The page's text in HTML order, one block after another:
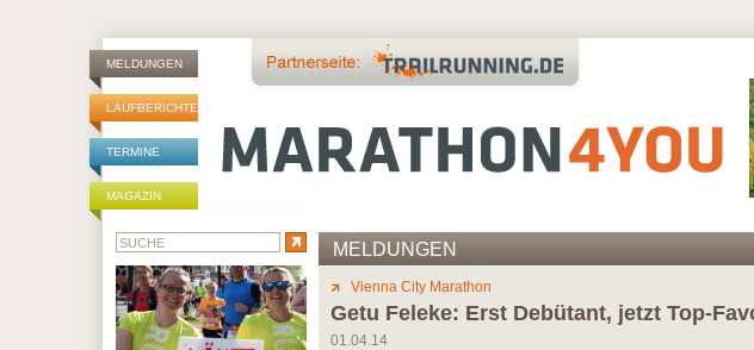
MELDUNGEN
LAUFBERICHTE
TERMINE
MAGAZIN
MELDUNGEN
Vienna City Marathon
Getu Feleke: Erst Debütant, jetzt Top-
01.04.14